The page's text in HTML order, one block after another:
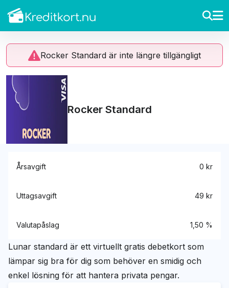
Rocker Standard är inte längre tillgängligt
Rocker Standard
Årsavgift 0 kr
Uttagsavgift 49 kr
Valutapåslag 1,50 %
Lunar standard är ett virtuellt gratis debetkort som
lämpar sig bra för dig som behöver en smidig och
enkel lösning för att hantera privata pengar.